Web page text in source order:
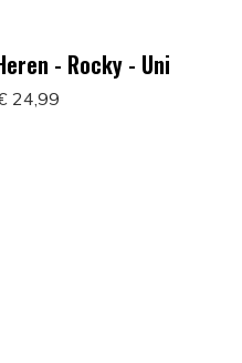
- Rocky - Uni
24,99